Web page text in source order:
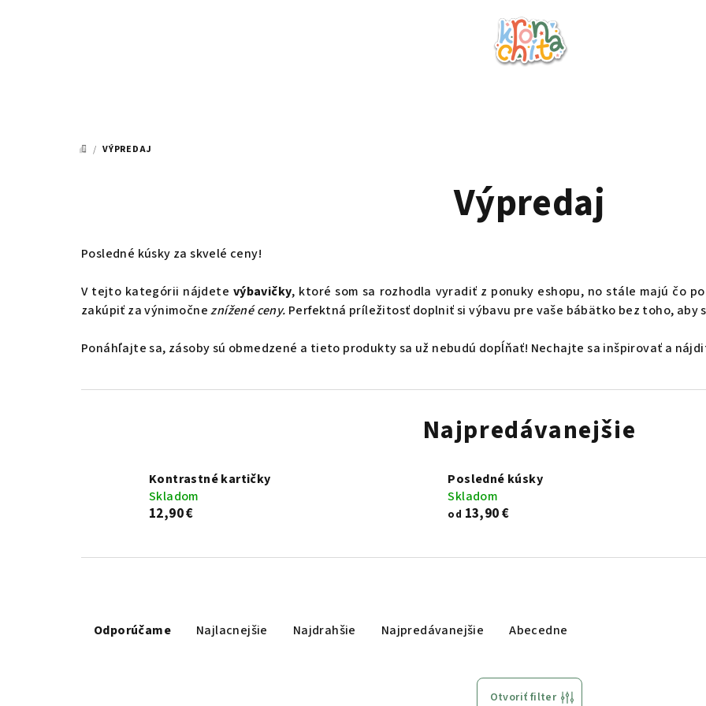
DOMOV
/ VÝPREDAJ
Výpredaj
Posledné kúsky za skvelé ceny!
V tejto kategórii nájdete výbavičky, ktoré som sa rozhodla vyradiť z ponuky eshopu, no stále majú čo
zakúpiť za výnimočneznížené ceny. Perfektná príležitosť doplniť si výbavu pre vaše bábätko bez toho,
Ponáhľajte sa, zásoby sú obmedzené a tieto produkty sa už nebudú dopĺňať! Nechajte sa inšpirovať a
Najpredávanejšie
Kontrastné kartičky
Skladom
12,90 €
Posledné kúsky
Skladom
od 13,90 €
aOdporúčame Najlacnejšie Najdrahšie Najpredávanejšie Abecedne
Otvoriť filter